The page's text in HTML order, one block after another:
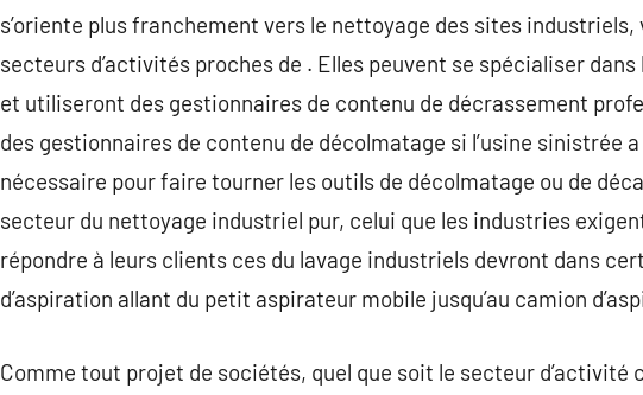
s’oriente plus franchement vers le nettoyage des sites industriels,
secteurs d’activités proches de . Elles peuvent se spécialiser
et utiliseront des gestionnaires de contenu de décrassement
des gestionnaires de contenu de décolmatage si l’usine sinistrée
nécessaire pour faire tourner les outils de décolmatage ou de
secteur du nettoyage industriel pur, celui que les industries
répondre à leurs clients ces du lavage industriels devront dans
d’aspiration allant du petit aspirateur mobile jusqu’au camion
Comme tout projet de sociétés, quel que soit le secteur d’activité